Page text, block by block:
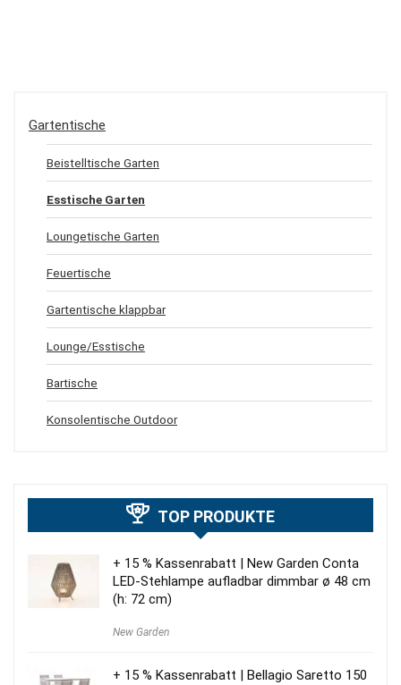
Gartentische
Beistelltische Garten
Esstische Garten
Loungetische Garten
Feuertische
Gartentische klappbar
Lounge/Esstische
Bartische
Konsolentische Outdoor
TOP PRODUKTE
+ 15 % Kassenrabatt | New Garden Conta
LED-Stehlampe aufladbar dimmbar ø 48 cm
(h: 72 cm)
New Garden
+ 15 % Kassenrabatt | Bellagio Saretto 150